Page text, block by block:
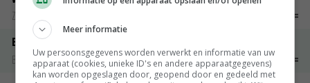
Zuivel weekprijzen
Boeren Gouda 12 kg
Boerenkaas
€ 6,05 € 0,00
Meer informatie
Uw persoonsgegevens worden verwerkt en informatie van uw
apparaat (cookies, unieke ID's en andere apparaatgegevens)
kan worden opgeslagen door, geopend door en gedeeld met